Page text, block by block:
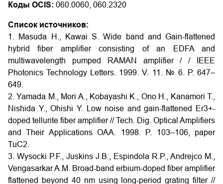
Коды OCIS: 060.0060, 060.2320
Список источников:
1. Masuda H., Kawai S. Wide band and Gain-flattened
hybrid fiber amplifier consisting of an EDFA and
multiwavelength pumped RAMAN amplifier / / IEEE
Photonics Technology Letters. 1999. V. 11. № 6. P. 647–
649.
2. Yamada M., Mori A., Kobayashi K., Ono H., Kanamori T.,
Nishida Y., Ohishi Y. Low noise and gain-flattened Er3+-
doped tellurite fiber amplifier // Tech. Dig. Optical Amplifiers
and Their Applications OAA. 1998. P. 103–106, paper
TuC2.
3. Wysocki P.F., Juskins J.B., Espindola R.P., Andrejco M.,
Vengasarkar A.M. Broad-band erbium-doped fiber amplifier
flattened beyond 40 nm using long-period grating filter //